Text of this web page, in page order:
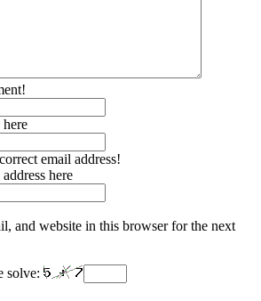
here
email address!
here
and website in this browser for the next
solve: